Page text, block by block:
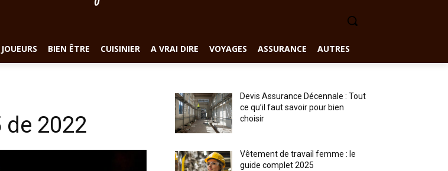
JOUEURS BIEN ÊTRE CUISINIER A VRAI DIRE VOYAGES ASSURANCE AUTRES
de 2022
Devis Assurance Décennale : Tout
ce qu’il faut savoir pour bien
choisir
Vêtement de travail femme : le
guide complet 2025